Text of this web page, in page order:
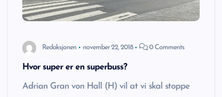
Redaksjonen november 22, 2018 0 Comments
Hvor super er en superbuss?
Adrian Gran von Hall (H) vil at vi skal stoppe